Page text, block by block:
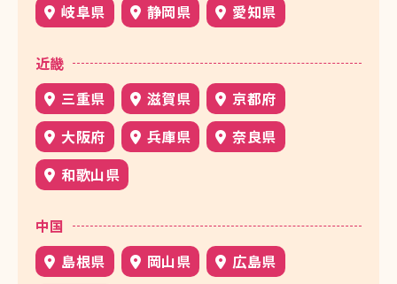
岐阜県
静岡県 愛知県
近畿
三重県
滋賀県
京都府
大阪府
兵庫県
奈良県
和歌山県
中国
島根県
岡山県
広島県